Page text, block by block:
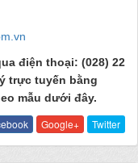
điện thoại: (028) 22
trực tuyến bằng
mẫu dưới đây.
Google+ Twitter